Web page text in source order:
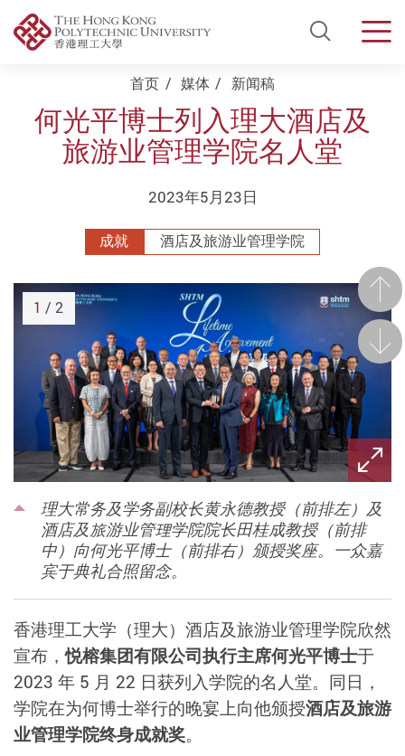
Open
Start main content首页 媒体 新闻稿
何光平博士列入理大酒店及
旅游业管理学院名人堂
2023年5月23日
成就 酒店及旅游业管理学院
前
理大常务及学务副校长黄永德教授（前排左）及
酒店及旅游业管理学院院长田桂成教授（前排
中）向何光平博士（前排右）颁授奖座。一众嘉
宾于典礼合照留念。
后一
1 / 2
香港理工大学（理大）酒店及旅游业管理学院欣然
宣布，悦榕集团有限公司执行主席何光平博士于
2023 年 5 月 22 日获列入学院的名人堂。同日，
学院在为何博士举行的晚宴上向他颁授酒店及旅游
业管理学院终身成就奖。